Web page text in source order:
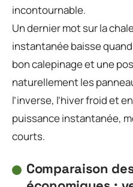
incontournable.
Un dernier mot sur la
instantanée baisse
bon calepinage et une
naturellement les
l’inverse, l’hiver froid et
puissance instantanée,
courts.
Comparaison